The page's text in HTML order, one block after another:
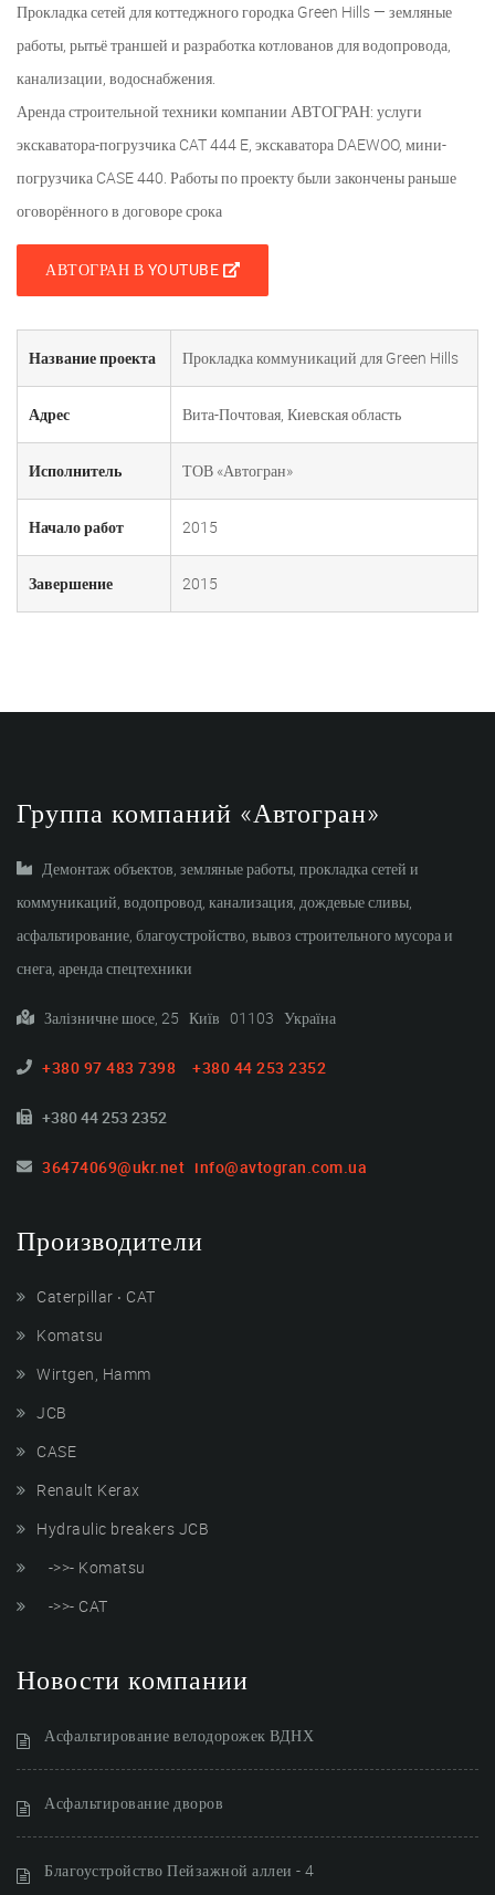
Прокладка сетей для коттеджного городка Green Hills — земляные
работы, рытьё траншей и разработка котлованов для водопровода,
канализации, водоснабжения.
Аренда строительной техники компании АВТОГРАН: услуги
экскаватора-погрузчика CAT 444 E, экскаватора DAEWOO, мини-
погрузчика CASE 440. Работы по проекту были закончены раньше
оговорённого в договоре срока
АВТОГРАН В YOUTUBE
Название проекта Прокладка коммуникаций для Green Hills
Адрес Вита-Почтовая, Киевская область
Исполнитель ТОВ «Автогран»
Начало работ 2015
Завершение 2015
Группа компаний «Автогран»
Демонтаж объектов, земляные работы, прокладка сетей и
коммуникаций, водопровод, канализация, дождевые сливы,
асфальтирование, благоустройство, вывоз строительного мусора и
снега, аренда спецтехники
Залізничне шосе, 25 Київ 01103 Україна
+380 97 483 7398 +380 44 253 2352
+380 44 253 2352
36474069@ukr.net info@avtogran.com.ua
Производители
Caterpillar ‧ CAT
Komatsu
Wirtgen, Hamm
JCB
CASE
Renault Kerax
Hydraulic breakers JCB
->>- Komatsu
->>- CAT
Новости компании
Асфальтирование велодорожек ВДНХ
Асфальтирование дворов
Благоустройство Пейзажной аллеи - 4